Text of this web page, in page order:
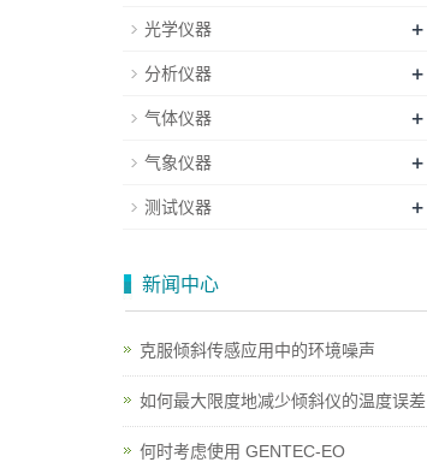
光学仪器 +
分析仪器 +
气体仪器 +
气象仪器 +
测试仪器 +
新闻中心
克服倾斜传感应用中的环境噪声
如何最大限度地减少倾斜仪的温度误差
何时考虑使用 GENTEC-EO